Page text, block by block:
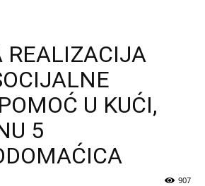
REALIZACIJA
U KUĆI,
5
907